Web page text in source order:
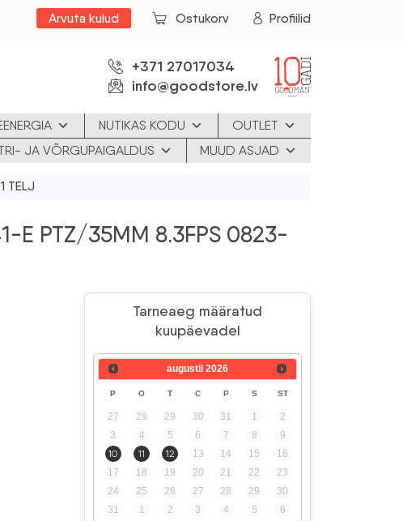
Arvuta kulud Ostukorv Profiilid
+371 27017034
info@goodstore.lv
NUTIKAS KODU
OUTLET
JA VÕRGUPAIGALDUS MUUD ASJAD
TELJ
E PTZ/35MM 8.3FPS 0823-
Tarneaeg määratud
kuupäevadel
augustil 2026
P O T C P S ST
27 28 29 30 31 1
2
3
4 5 6 7 8
9
10
11 12 13 14 15
16
17
18 19 20 21 22
23
24
25 26 27 28 29
30
31
1 2 3 4 5 6
€.